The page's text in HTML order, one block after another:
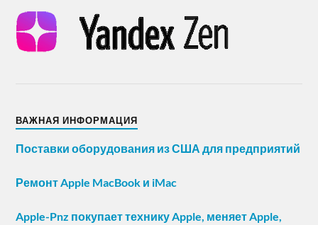
ВАЖНАЯ ИНФОРМАЦИЯ
Поставки оборудования из США для предприятий
Ремонт Apple MacBook и iMac
Apple-Pnz покупает технику Apple, меняет Apple,